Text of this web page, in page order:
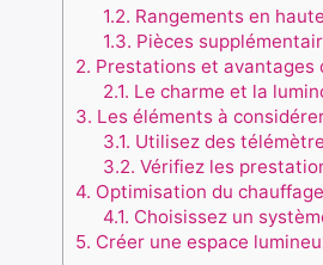
1.2. Rangements en
1.3. Pièces
2. Prestations et avantages
2.1. Le charme et la
3. Les éléments à
3.1. Utilisez des
3.2. Vérifiez les
4. Optimisation du
4.1. Choisissez un
5. Créer une espace